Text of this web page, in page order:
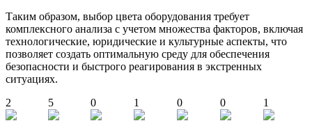
Таким образом, выбор цвета оборудования требует
комплексного анализа с учетом множества факторов, включая
технологические, юридические и культурные аспекты, что
позволяет создать оптимальную среду для обеспечения
безопасности и быстрого реагирования в экстренных
ситуациях.
2
5 0 1 0 0 1